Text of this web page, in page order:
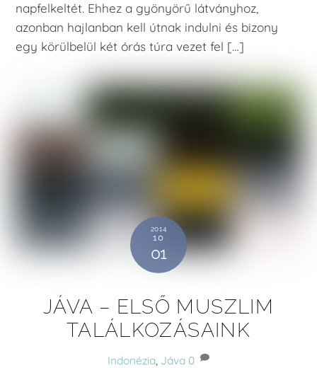
napfelkeltét. Ehhez a gyönyörű látványhoz,
azonban hajlanban kell útnak indulni és bizony
egy körülbelül két órás túra vezet fel […]
2014
10
01
JÁVA – ELSŐ MUSZLIM
TALÁLKOZÁSAINK
Indonézia Jáva 0